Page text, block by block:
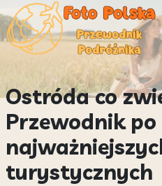
Ostróda co
Przewodnik po
turystycznych